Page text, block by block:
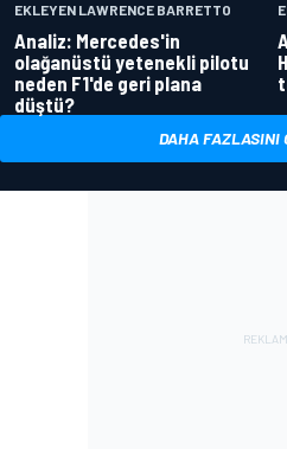
EKLEYEN LAWRENCE BARRETTO
Analiz: Mercedes'in
olağanüstü yetenekli pilotu
neden F1'de geri plana
düştü?
DAHA FAZLASINI